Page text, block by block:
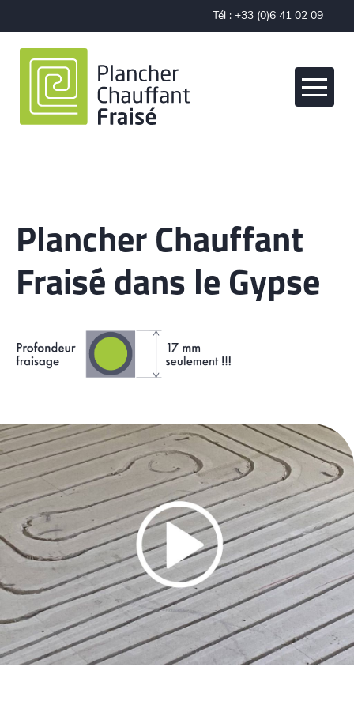
Tél : +33 (0)6 41 02 09
Plancher Chauffant
Fraisé dans le Gypse